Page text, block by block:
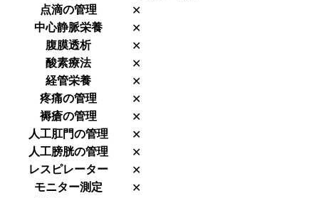
点滴の管理
✕
中心静脈栄養
✕
腹膜透析
✕
酸素療法
✕
経管栄養
✕
疼痛の管理
✕
褥瘡の管理
✕
人工肛門の管理
✕
人工膀胱の管理
✕
レスピレーター
✕
モニター測定
✕